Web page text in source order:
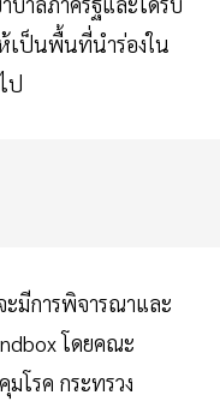
เป็นพื้นที่นำร่องใน
ป
ะมีการพิจารณาและ
โดยคณะ
มโรค กระทรวง